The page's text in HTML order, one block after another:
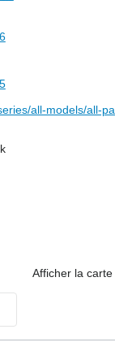
all-models/all-
Afficher la carte